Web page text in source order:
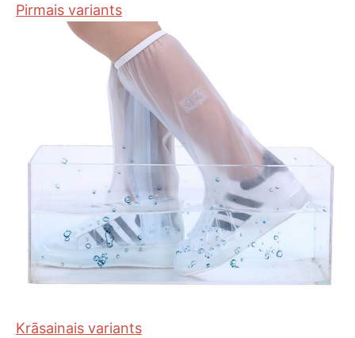
Pirmais variants
Krāsainais variants